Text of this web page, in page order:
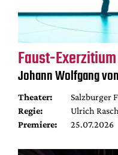
Faust-Exerzitium
Johann Wolfgang
Theater:
Salzburger
Regie:
Ulrich
Premiere:
25.07.2026